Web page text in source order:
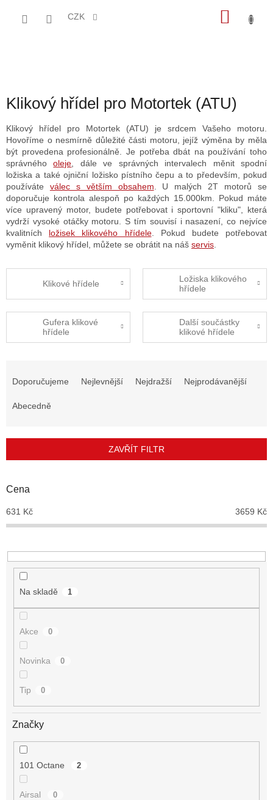
CZK
Klikový hřídel pro Motortek (ATU)
Klikový hřídel pro Motortek (ATU) je srdcem Vašeho motoru.
Hovoříme o nesmírně důležité části motoru, jejíž výměna by měla
být provedena profesionálně. Je potřeba dbát na používání toho
správnéhooleje , dále ve správných intervalech měnit spodní
ložiska a také ojniční ložisko pístního čepu a to především, pokud
používáte válec s větším obsahem . U malých 2T motorů se
doporučuje kontrola alespoň po každých 15.000km. Pokud máte
více upravený motor, budete potřebovat i sportovní "kliku", která
vydrží vysoké otáčky motoru. S tím souvisí i nasazení, co nejvíce
kvalitních ložisek klikového hřídele. Pokud budete potřebovat
vyměnit klikový hřídel, můžete se obrátit na náš servis
Klikové hřídele
Ložiska klikového
hřídele
Gufera klikové
hřídele
Další součástky
klikové hřídele
r
d
k
t
Doporučujeme Nejlevnější Nejdražší Nejprodávanější
Abecedně
ZAVŘÍT FILTR
Cena
631 Kč 3659 Kč
Na skladě 1
Akce 0
Novinka 0
Tip 0
Značky
101 Octane 2
Airsal 0